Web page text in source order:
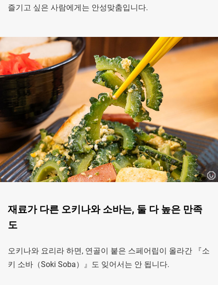
즐기고 싶은 사람에게는 안성맞춤입니다.
재료가 다른 오키나와 소바는, 둘 다 높은 만족
도
오키나와 요리라 하면, 연골이 붙은 스페어립이 올라간 『소
키 소바（Soki Soba）』도 잊어서는 안 됩니다.